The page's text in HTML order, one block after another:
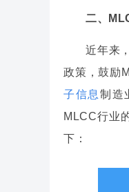
二、
近年来
政策，鼓励
子信息 制造
MLCC行业
下：